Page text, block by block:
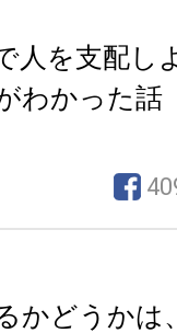
人を支配し
わかった話
かどうかは